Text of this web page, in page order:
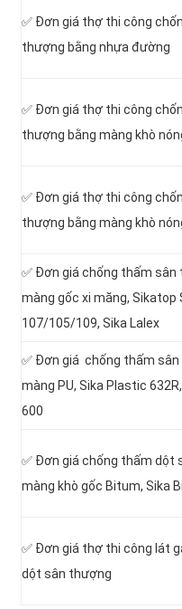
✅ Đơn giá thợ thi công
thượng bằng nhựa đường
✅ Đơn giá thợ thi công
thượng bằng màng khò
✅ Đơn giá thợ thi công
thượng bằng màng khò
✅ Đơn giá chống thấm sân
màng gốc xi măng, Sikatop
107/105/109, Sika Lalex
✅ Đơn giá chống thấm
màng PU, Sika Plastic
600
✅ Đơn giá chống thấm dột
màng khò gốc Bitum, Sika
✅ Đơn giá thợ thi công lát
dột sân thượng